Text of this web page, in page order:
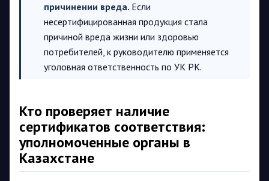
причинении вреда. Если
несертифицированная продукция стала
причиной вреда жизни или здоровью
потребителей, к руководителю применяется
уголовная ответственность по УК РК.
Кто проверяет наличие
сертификатов соответствия:
уполномоченные органы в
Казахстане